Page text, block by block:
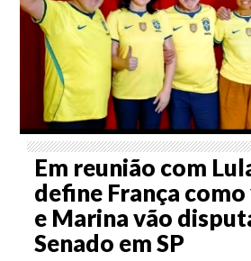
Em reunião com
define França
e Marina vão
Senado em SP